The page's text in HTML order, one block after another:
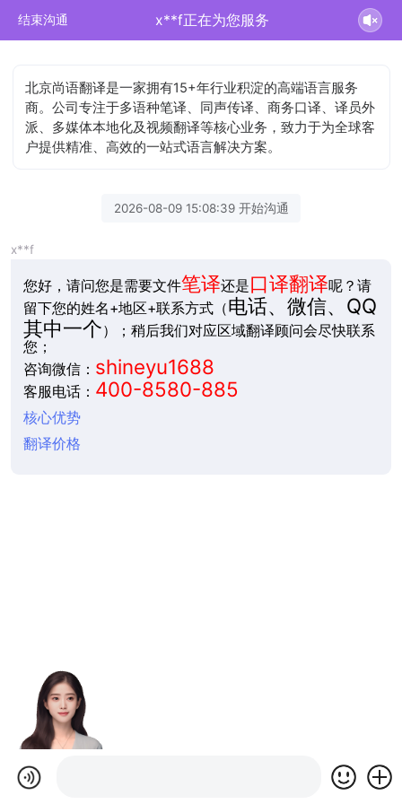
结束沟通 x**f正在为您服务
北京尚语翻译是一家拥有15+年行业积淀的高端语言服务
商。公司专注于多语种笔译、同声传译、商务口译、译员外
派、多媒体本地化及视频翻译等核心业务，致力于为全球客
户提供精准、高效的一站式语言解决方案。
2026-08-09 15:08:39 开始沟通
x**f
您好，请问您是需要文件笔译还是口译翻译呢？请
留下您的姓名+地区+联系方式（电话、微信、QQ
其中一个）；稍后我们对应区域翻译顾问会尽快联系
您；
咨询微信： shineyu1688
客服电话： 400-8580-885
核心优势
翻译价格